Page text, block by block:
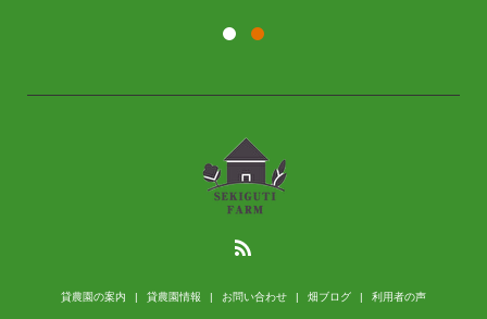
貸農園の案内 貸農園情報 お問い合わせ 畑ブログ 利用者の声